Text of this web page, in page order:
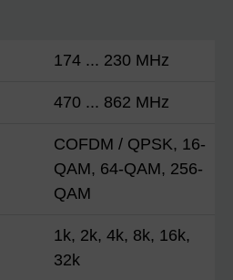
174 ... 230 MHz
470 ... 862 MHz
COFDM / QPSK, 16-
QAM, 64-QAM, 256-
QAM
1k, 2k, 4k, 8k, 16k,
32k